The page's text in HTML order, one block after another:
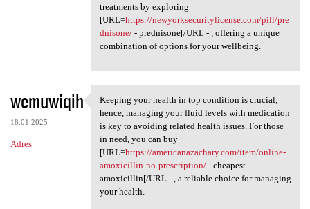
treatments by exploring
[URL=https://newyorksecuritylicense.com/pill/pre
dnisone/- prednisone[/URL - , offering a unique
combination of options for your wellbeing.
wemuwiqih
18.01.2025
Adres
Keeping your health in top
Keeping your health in top condition is crucial;
hence, managing your fluid levels with medication
is key to avoiding related health issues. For those
in need, you can buy
[URL=https://americanazachary.com/item/online-
amoxicillin-no-prescription/- cheapest
amoxicillin[/URL - , a reliable choice for managing
your health.